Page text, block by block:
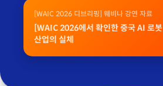
[WAIC 2026 디브리핑] 웨비나 강연 자료
[WAIC 2026에서 확인한 중국 AI 로봇
산업의 실체